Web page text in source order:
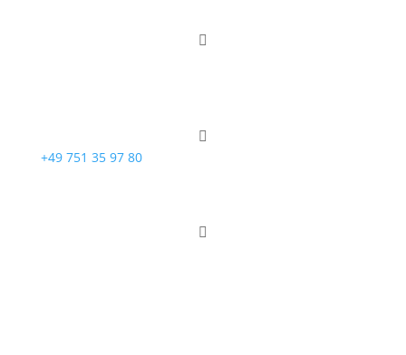


+49 751 35 97 80
